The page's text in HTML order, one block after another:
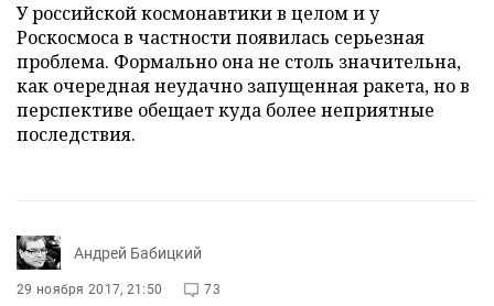
У российской космонавтики в целом и у
Роскосмоса в частности появилась серьезная
проблема. Формально она не столь значительна,
как очередная неудачно запущенная ракета, но в
перспективе обещает куда более неприятные
последствия.
Андрей Бабицкий
29 ноября 2017, 21:50 73